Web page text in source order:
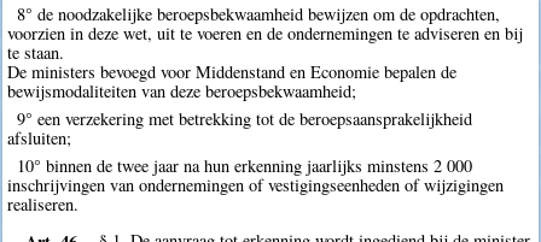
8° de noodzakelijke beroepsbekwaamheid bewijzen om de opdrachten,
voorzien in deze wet, uit te voeren en de ondernemingen te adviseren en bij
te staan.
De ministers bevoegd voor Middenstand en Economie bepalen de
bewijsmodaliteiten van deze beroepsbekwaamheid;
9° een verzekering met betrekking tot de beroepsaansprakelijkheid
afsluiten;
10° binnen de twee jaar na hun erkenning jaarlijks minstens 2 000
inschrijvingen van ondernemingen of vestigingseenheden of wijzigingen
realiseren.